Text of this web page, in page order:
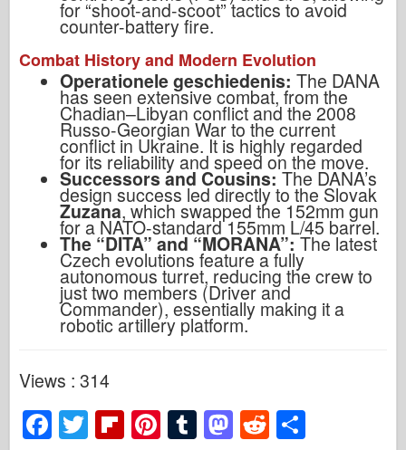
for “shoot-and-scoot” tactics to avoid
counter-battery fire.
Combat History and Modern Evolution
Operationele geschiedenis: The DANA
has seen extensive combat, from the
Chadian–Libyan conflict and the 2008
Russo-Georgian War to the current
conflict in Ukraine. It is highly regarded
for its reliability and speed on the move.
Successors and Cousins: The DANA’s
design success led directly to the Slovak
Zuzana, which swapped the 152mm gun
for a NATO-standard 155mm L/45 barrel.
The “DITA” and “MORANA”:The latest
Czech evolutions feature a fully
autonomous turret, reducing the crew to
just two members (Driver and
Commander), essentially making it a
robotic artillery platform.
Views : 314
F T Fl Pi T M R